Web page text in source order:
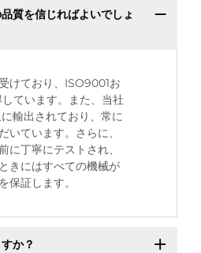
質を信じればよいでしょ
けており、ISO9001お
ています。また、当社
輸出されており、常に
いています。さらに、
に丁寧にテストされ、
きにはすべての機械が
保証します。
か？